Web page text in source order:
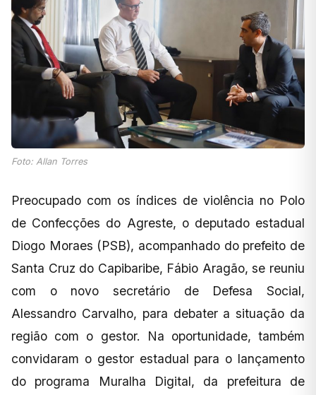
Foto: Allan Torres
Preocupado com os índices de violência no Polo
de Confecções do Agreste, o deputado estadual
Diogo Moraes (PSB), acompanhado do prefeito de
Santa Cruz do Capibaribe, Fábio Aragão, se reuniu
com o novo secretário de Defesa Social,
Alessandro Carvalho, para debater a situação da
região com o gestor. Na oportunidade, também
convidaram o gestor estadual para o lançamento
do programa Muralha Digital, da prefeitura de